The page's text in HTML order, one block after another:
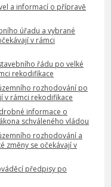
a informací o přípravě
úřadu a vybrané
v rámci
řádu po velké
rekodifikace
rozhodování po
v rámci rekodifikace
informace o
schváleného vládou
rozhodování a
změny se očekávají v
předpisy po